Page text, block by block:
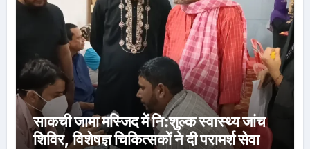
साकची जामा मस्जिद में नि:शुल्क स्वास्थ्य जांच
शिविर, विशेषज्ञ चिकित्सकों ने दी परामर्श सेवा